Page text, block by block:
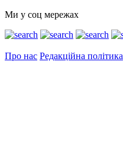
Ми у соц мережах
Про нас Редакційна політика